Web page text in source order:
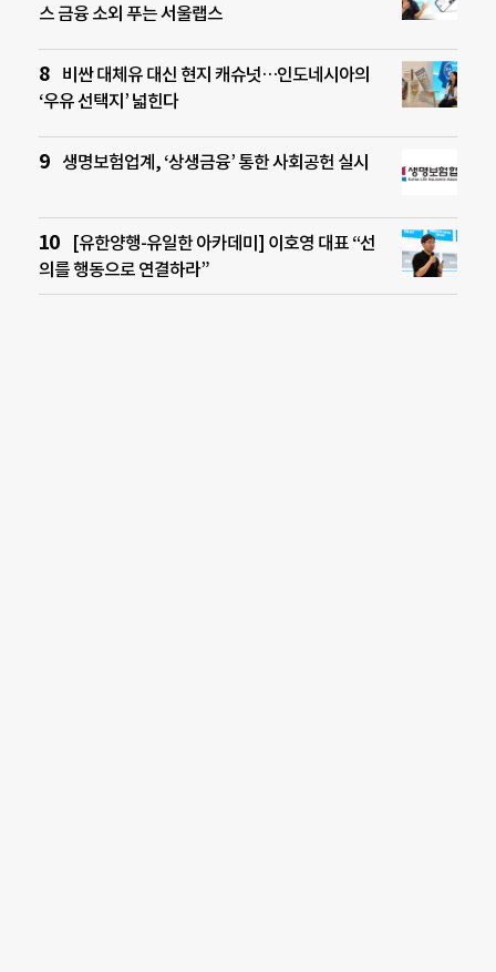
스 금융 소외 푸는 서울랩스
비싼 대체유 대신 현지 캐슈넛…인도네시아의
‘우유 선택지’ 넓힌다
생명보험업계, ‘상생금융’ 통한 사회공헌 실시
[유한양행-유일한 아카데미] 이호영 대표 “선
의를 행동으로 연결하라”